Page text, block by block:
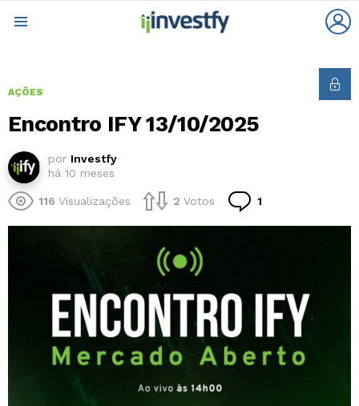
AÇÕES
Encontro IFY 13/10/2025
por Investfy
há 10 meses
116 Visualizações 2 Votos 1